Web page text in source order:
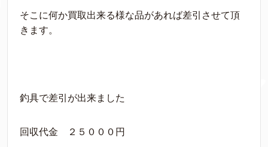
そこに何か買取出来る様な品があれば差引させて頂
きます。
釣具で差引が出来ました
回収代金 ２５０００円